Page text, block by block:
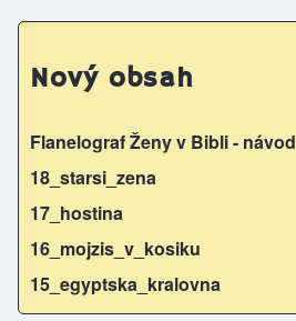
Nový obsah
Flanelograf Ženy v Bibli - návod
18_starsi_zena
17_hostina
16_mojzis_v_kosiku
15_egyptska_kralovna